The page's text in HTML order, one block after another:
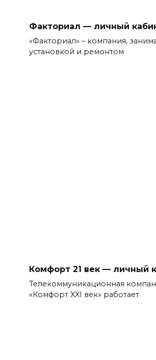
Факториал — личный
«Факториал» – компания,
установкой и ремонтом
Комфорт 21 век — личный
Телекоммуникационная
«Комфорт XXI век» работает